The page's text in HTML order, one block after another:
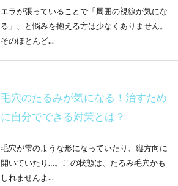
エラが張っていることで「周囲の視線が気にな
る」、と悩みを抱える方は少なくありません。
そのほとんど...
毛穴のたるみが気になる！治すため
に自分でできる対策とは？
毛穴が雫のような形になっていたり、縦方向に
開いていたり…。この状態は、たるみ毛穴かも
しれませんよ...